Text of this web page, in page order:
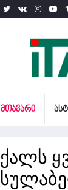
ᲛᲗᲐᲕᲐᲠᲘ
ქალს